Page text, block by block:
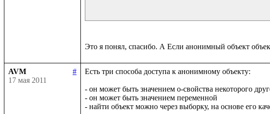
AVM
#
17 мая 2011
Есть три способа доступа к анонимному объекту:
- он может быть значением о-свойства некоторого
- он может быть значением переменной
- найти объект можно через выборку, на основе его